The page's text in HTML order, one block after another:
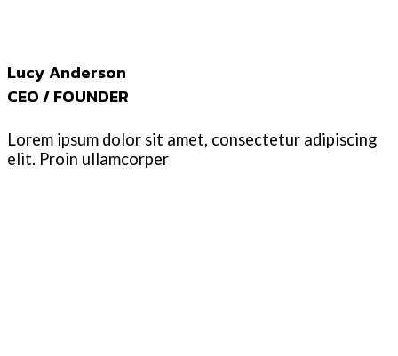
Lucy Anderson
CEO / FOUNDER
Lorem ipsum dolor sit amet, consectetur adipiscing
elit. Proin ullamcorper